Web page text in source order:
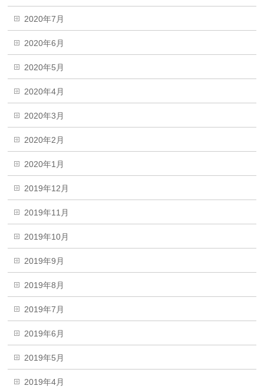
2020年7月
2020年6月
2020年5月
2020年4月
2020年3月
2020年2月
2020年1月
2019年12月
2019年11月
2019年10月
2019年9月
2019年8月
2019年7月
2019年6月
2019年5月
2019年4月